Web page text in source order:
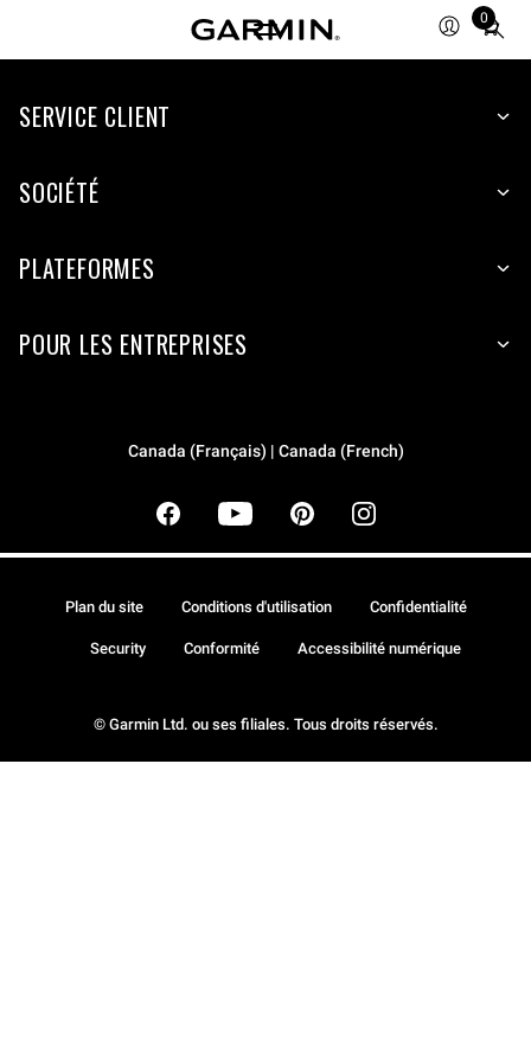
0
Total
SERVICE CLIENT
SOCIÉTÉ
PLATEFORMES
POUR LES ENTREPRISES
Canada (Français) | Canada (French)
© Garmin Ltd. ou ses filiales. Tous droits réservés.
Plan du site Conditions d'utilisation Confidentialité
Security Conformité Accessibilité numérique